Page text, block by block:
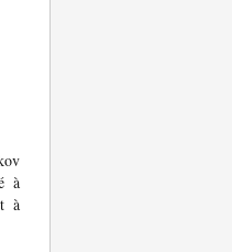
à
à